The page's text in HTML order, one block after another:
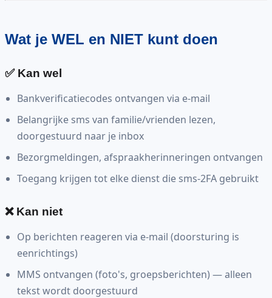
Wat je WEL en NIET kunt doen
✅ Kan wel
Bankverificatiecodes ontvangen via e-mail
Belangrijke sms van familie/vrienden lezen,
doorgestuurd naar je inbox
Bezorgmeldingen, afspraakherinneringen ontvangen
Toegang krijgen tot elke dienst die sms-2FA gebruikt
❌ Kan niet
Op berichten reageren via e-mail (doorsturing is
eenrichtings)
MMS ontvangen (foto's, groepsberichten) — alleen
tekst wordt doorgestuurd